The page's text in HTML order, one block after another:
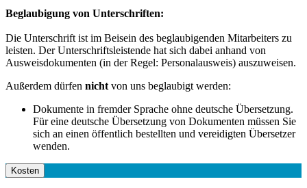
Beglaubigung von Unterschriften:
Die Unterschrift ist im Beisein des beglaubigenden Mitarbeiters zu
leisten. Der Unterschriftsleistende hat sich dabei anhand von
Ausweisdokumenten (in der Regel: Personalausweis) auszuweisen.
Außerdem dürfen nichtvon uns beglaubigt werden:
Dokumente in fremder Sprache ohne deutsche Übersetzung.
Für eine deutsche Übersetzung von Dokumenten müssen Sie
sich an einen öffentlich bestellten und vereidigten Übersetzer
wenden.
Kosten